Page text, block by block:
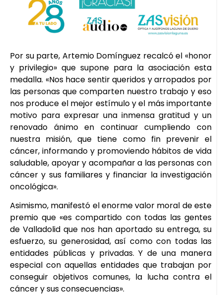
Por su parte, Artemio Domínguez recalcó el «honor
y privilegio» que supone para la asociación esta
medalla. «Nos hace sentir queridos y arropados por
las personas que comparten nuestro trabajo y eso
nos produce el mejor estímulo y el más importante
motivo para expresar una inmensa gratitud y un
renovado ánimo en continuar cumpliendo con
nuestra misión, que tiene como fin prevenir el
cáncer, informando y promoviendo hábitos de vida
saludable, apoyar y acompañar a las personas con
cáncer y sus familiares y financiar la investigación
oncológica».
Asimismo, manifestó el enorme valor moral de este
premio que «es compartido con todas las gentes
de Valladolid que nos han aportado su entrega, su
esfuerzo, su generosidad, así como con todas las
entidades públicas y privadas. Y de una manera
especial con aquellas entidades que trabajan por
conseguir objetivos comunes, la lucha contra el
cáncer y sus consecuencias».